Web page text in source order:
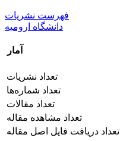
فهرست نشریات
دانشگاه ارومیه
آمار
تعداد نشریات
تعداد شماره‌ها
تعداد مقالات
تعداد مشاهده مقاله
تعداد دریافت فایل اصل مقاله